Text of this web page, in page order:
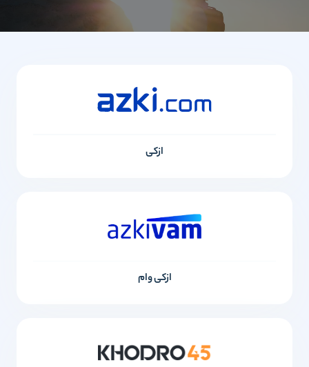
ازکی
ازکی وام